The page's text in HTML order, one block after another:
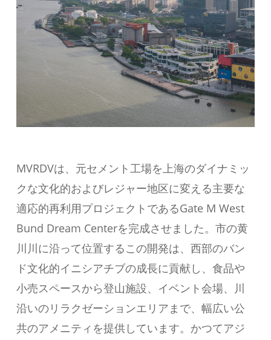
MVRDVは、元セメント工場を上海のダイナミッ
クな文化的およびレジャー地区に変える主要な
適応的再利用プロジェクトであるGate M West
Bund Dream Centerを完成させました。市の黄
川川に沿って位置するこの開発は、西部のバン
ド文化的イニシアチブの成長に貢献し、食品や
小売スペースから登山施設、イベント会場、川
沿いのリラクゼーションエリアまで、幅広い公
共のアメニティを提供しています。かつてアジ